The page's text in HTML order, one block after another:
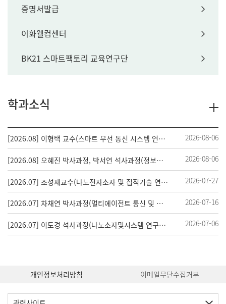
증명서발급
이화웰컴센터
BK21 스마트팩토리 교육연구단
학과소식
[2026.08] 이형택 교수(스마트 무선 통신 시스템 연구실), IEEE Transactions on Wireless Communications (JCR 상위 5% 이내) 논문 게재 2026-08-06
[2026.08] 오혜진 박사과정, 박서연 석사과정(정보부호화및처리 연구실/강제원 교수), MPEG 표준화 회의 참석 및 기고서 발표 2026-08-06
[2026.07] 조성재교수(나노전자소자 및 집적기술 연구실), 과기정통부 차세대지능형반도체기술개발사업 선정 2026-07-27
[2026.07] 차채연 박사과정(멀티에이전트 통신 및 네트워크 연구실/박형곤 교수), IEEE Journal of Selected Topics in Signal Processing 논문 게재 2026-07-16
[2026.07] 이도경 석사과정(나노소자및시스템 연구실/김성호 교수), Advanced Intelligent Systems 논문 게재 2026-07-06
개인정보처리방침 이메일무단수집거부